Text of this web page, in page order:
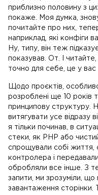
приблизно половину з
покаже. Моя думка,
почитайте про них,
наприклад, які конфіги
Ну, типу, він теж
показував. От. І
точно для себе, це у вас
Щодо проєктів, особливо
розроблені ще 10 років
принципову структуру.
витягувати усе відразу
я тільки починав, в
стеки, як PHP або
спрощували собі життя,
контролера і
обробляли все інше. З
запити, ми зрозуміли,
завантаження сторінки.